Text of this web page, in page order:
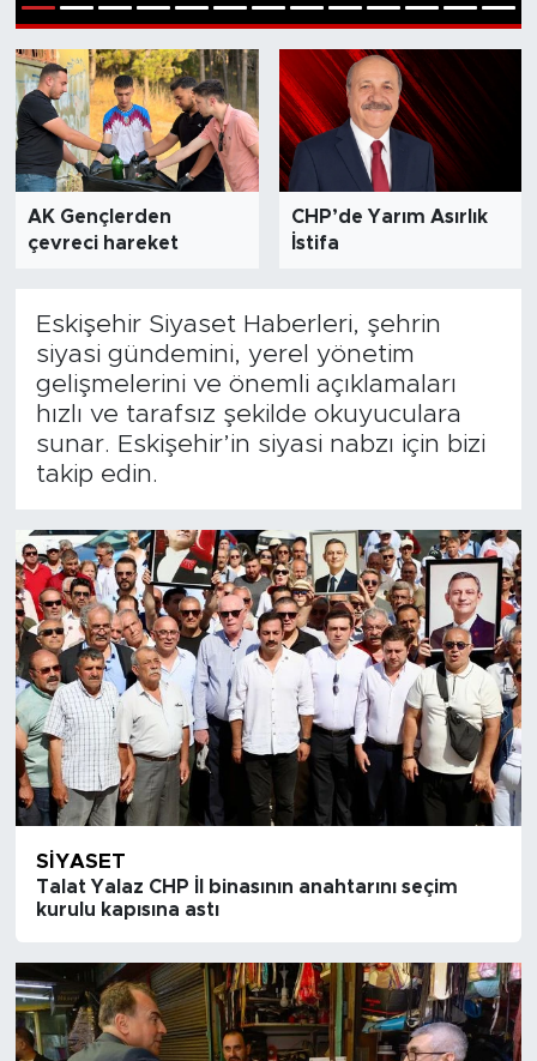
1 2 3 4 5 6 7 8 9 10 11 12 13
AK Gençlerden
çevreci hareket
CHP’de Yarım Asırlık
İstifa
Eskişehir Siyaset Haberleri, şehrin
siyasi gündemini, yerel yönetim
gelişmelerini ve önemli açıklamaları
hızlı ve tarafsız şekilde okuyuculara
sunar. Eskişehir’in siyasi nabzı için bizi
takip edin.
SIYASET
Talat Yalaz CHP İl binasının anahtarını seçim
kurulu kapısına astı
Teknoloji
Magazin
Dünya